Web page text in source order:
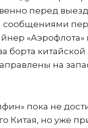
перед
сообщениями
борта
на
пока не
Китая, но уже